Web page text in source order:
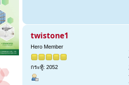
twistone1
Hero Member
กระทู้: 2052